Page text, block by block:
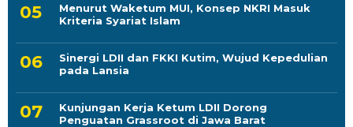
Menurut Waketum MUI, Konsep NKRI Masuk
Kriteria Syariat Islam
Sinergi LDII dan FKKI Kutim, Wujud Kepedulian
pada Lansia
Kunjungan Kerja Ketum LDII Dorong
Penguatan Grassroot di Jawa Barat